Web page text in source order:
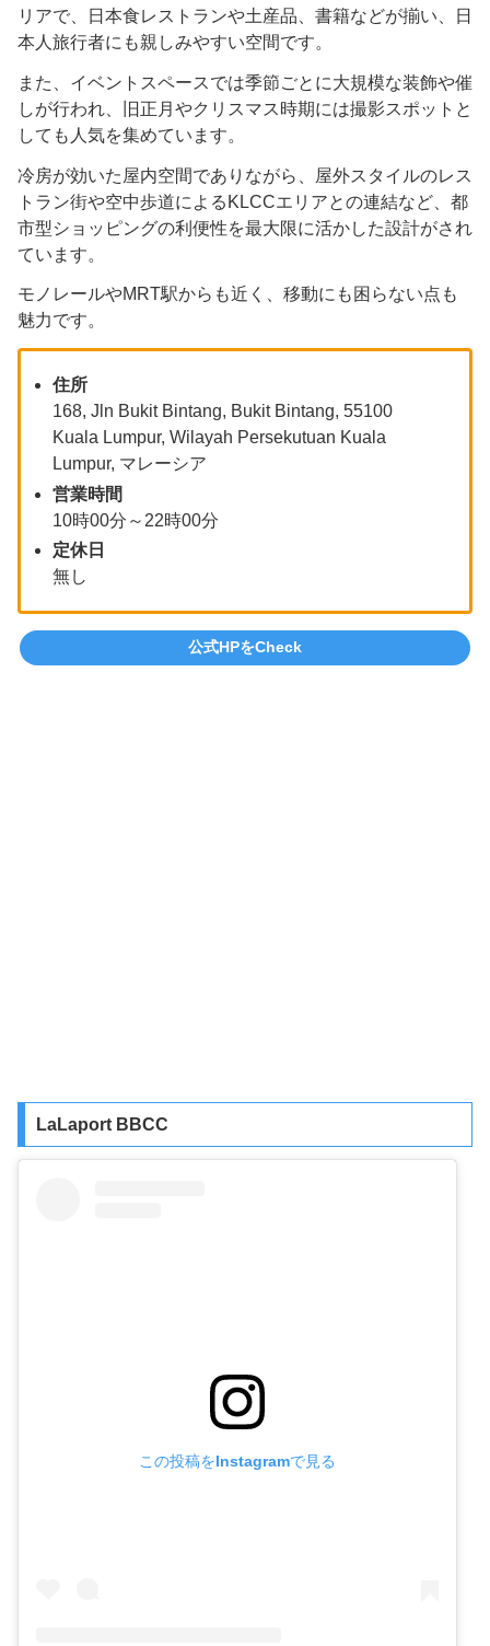
リアで、日本食レストランや土産品、書籍などが揃い、日
本人旅行者にも親しみやすい空間です。
また、イベントスペースでは季節ごとに大規模な装飾や催
しが行われ、旧正月やクリスマス時期には撮影スポットと
しても人気を集めています。
冷房が効いた屋内空間でありながら、屋外スタイルのレス
トラン街や空中歩道によるKLCCエリアとの連結など、都
市型ショッピングの利便性を最大限に活かした設計がされ
ています。
モノレールやMRT駅からも近く、移動にも困らない点も
魅力です。
住所
168, Jln Bukit Bintang, Bukit Bintang, 55100
Kuala Lumpur, Wilayah Persekutuan Kuala
Lumpur, マレーシア
営業時間
10時00分～22時00分
定休日
無し
公式HPをCheck
LaLaport BBCC
この投稿をInstagramで見る